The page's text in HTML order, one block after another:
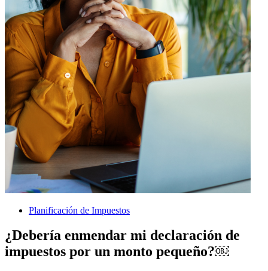
Planificación de Impuestos
¿Debería enmendar mi declaración de
impuestos por un monto pequeño?￼